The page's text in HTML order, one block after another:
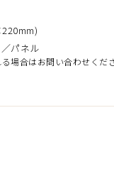
パネル
場合はお問い合わせくださ